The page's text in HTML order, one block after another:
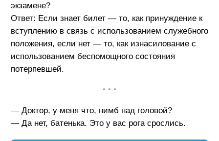
экзамене?
Ответ: Если знает билет — то, как принуждение к
вступлению в связь с использованием служебного
положения, если нет — то, как изнасилование с
использованием беспомощного состояния
потерпевшей.
• • •
— Доктор, у меня что, нимб над головой?
— Да нет, батенька. Это у вас рога срослись.